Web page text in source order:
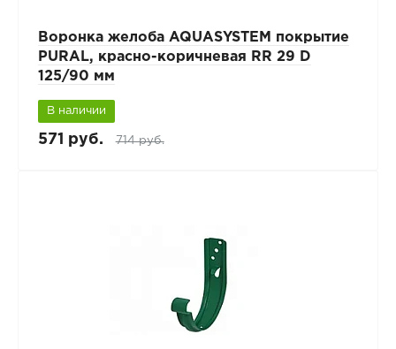
Воронка желоба AQUASYSTEM покрытие
PURAL, красно-коричневая RR 29 D
125/90 мм
В наличии
571 руб. 714 руб.